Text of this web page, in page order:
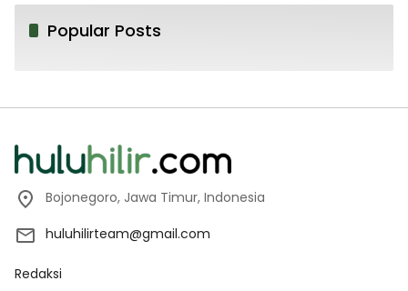
Popular Posts
Bojonegoro, Jawa Timur, Indonesia
huluhilirteam@gmail.com
Redaksi